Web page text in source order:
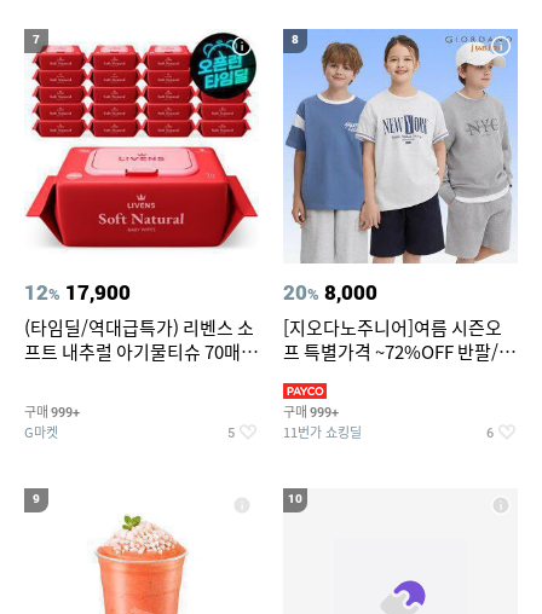
7
12% 17,900
(타임딜/역대급특가) 리벤스 소
프트 내추럴 아기물티슈 70매
구매 999+
G마켓 5
8
20% 8,000
[지오다노주니어]여름 시즌오
프 특별가격 ~72%OFF 반팔/반
구매 999+
11번가 쇼킹딜 6
9 10